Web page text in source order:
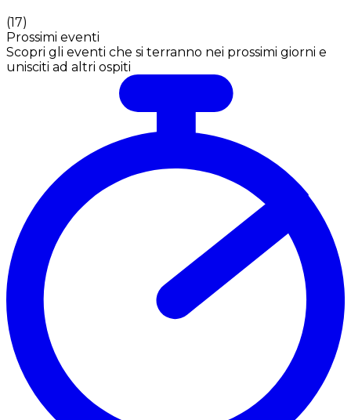
(17)
Prossimi eventi
Scopri gli eventi che si terranno nei prossimi giorni e
unisciti ad altri ospiti